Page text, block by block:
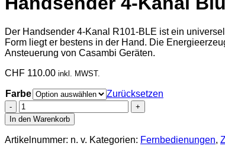
Der Handsender 4-Kanal R101-BLE ist ein
Form liegt er bestens in der Hand. Die
Ansteuerung von Casambi Geräten.
CHF 110.00 inkl. MWST.
Farbe
Zurücksetzen
Handsender
4-
Kanal
Bluetooth®
In den Warenkorb
Artikelnummer: n. v. Kategorien: Fernbedienungen,